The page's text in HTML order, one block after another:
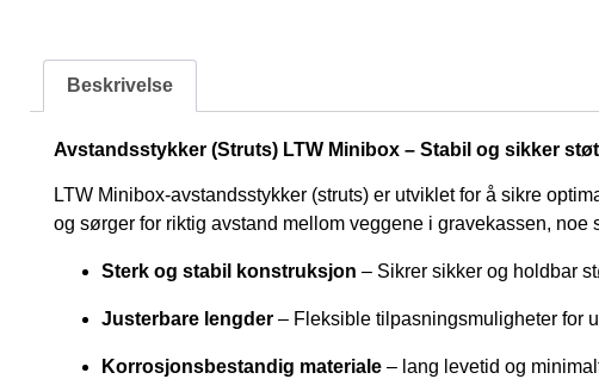
Beskrivelse
Avstandsstykker (Struts) LTW Minibox – Stabil og sikker
LTW Minibox-avstandsstykker (struts) er utviklet for å sikre
og sørger for riktig avstand mellom veggene i gravekassen,
Sterk og stabil konstruksjon – Sikrer sikker og holdbar
Justerbare lengder – Fleksible tilpasningsmuligheter for
Korrosjonsbestandig materiale – lang levetid og